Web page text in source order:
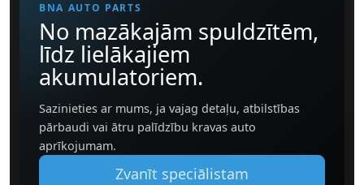
BNA AUTO PARTS
No mazākajām spuldzītēm,
līdz lielākajiem
akumulatoriem.
Sazinieties ar mums, ja vajag detaļu, atbilstības
pārbaudi vai ātru palīdzību kravas auto
aprīkojumam.
Zvanīt speciālistam